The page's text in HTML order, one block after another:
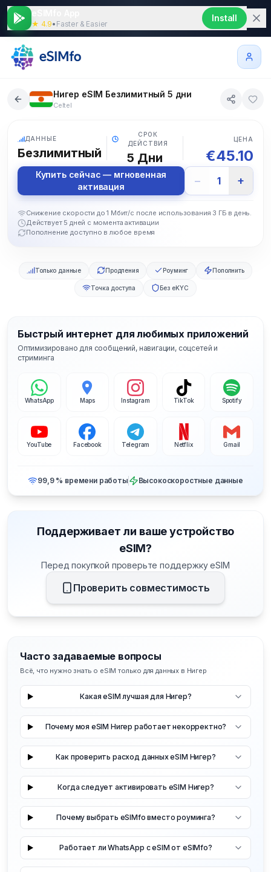
★ 4.9• Faster & Easier
Install
Нигер eSIM Безлимитный 5 дни
Celtel
ДАННЫЕ
Безлимитный
СРОК
ДЕЙСТВИЯ
5 Дни
ЦЕНА
€45.10
Купить сейчас — мгновенная
активация
− 1 +
Снижение скорости до 1 Мбит/с после использования 3 ГБ в день.
Действует 5 дней с момента активации
Пополнение доступно в любое время
Только данные Продления Роуминг Пополнить
Точка доступа Без eKYC
Быстрый интернет для любимых приложений
Оптимизировано для сообщений, навигации, соцсетей и
стриминга
WhatsApp Maps Instagram TikTok Spotify
YouTube Facebook Telegram Netflix Gmail
99,9 % времени работы Высокоскоростные данные
Поддерживает ли ваше устройство
eSIM?
Перед покупкой проверьте поддержку eSIM
Проверить совместимость
Часто задаваемые вопросы
Всё, что нужно знать о eSIM только для данных в Нигер
Какая eSIM лучшая для Нигер?
Почему моя eSIM Нигер работает некорректно?
Как проверить расход данных eSIM Нигер?
Когда следует активировать eSIM Нигер?
Почему выбрать eSIMfo вместо роуминга?
Работает ли WhatsApp с eSIM от eSIMfo?